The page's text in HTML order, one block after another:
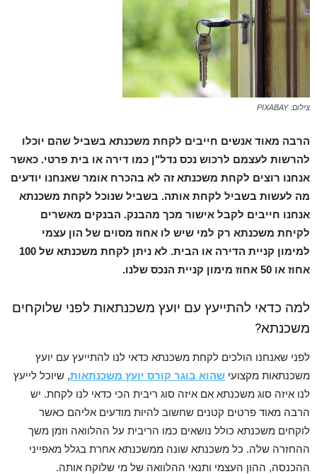
צילום: PIXABAY
הרבה מאוד אנשים חייבים לקחת משכנתא בשביל שהם יוכלו
להרשות לעצמם לרכוש נכס נדל"ן כמו דירה או בית פרטי. כאשר
אנחנו רוצים לקחת משכנתא זה לא בהכרח אומר שאנחנו יודעים
מה לעשות בשביל לקחת אותה. בשביל שנוכל לקחת משכנתא
אנחנו חייבים לקבל אישור מכך מהבנק. הבנקים מאשרים
לקיחת משכנתא רק למי שיש לו אחוז מסוים של הון עצמי
למימון קניית הדירה או הבית. לא ניתן לקחת משכנתא של 100
אחוז או 50 אחוז מימון קניית הנכס שלנו.
למה כדאי להתייעץ עם יועץ משכנתאות לפני שלוקחים
משכנתא?
לפני שאנחנו הולכים לקחת משכנתא כדאי לנו להתייעץ עם יועץ
משכנתאות מקצועי שהוא בוגר קורס יועץ משכנתאות, שיוכל לייעץ
לנו איזה סוג משכנתא אם איזה סוג ריבית הכי כדאי לנו לקחת. יש
הרבה מאוד פרטים קטנים שחשוב להיות מודעים אליהם כאשר
לוקחים משכנתא כולל נושאים כמו הריבית על ההלוואה וזמן משך
ההחזרה שלה. כל משכנתא שונה ממשכנתא אחרת בגלל מאפייני
ההכנסה, ההון העצמי ותנאי ההלוואה של מי שלוקח אותה.